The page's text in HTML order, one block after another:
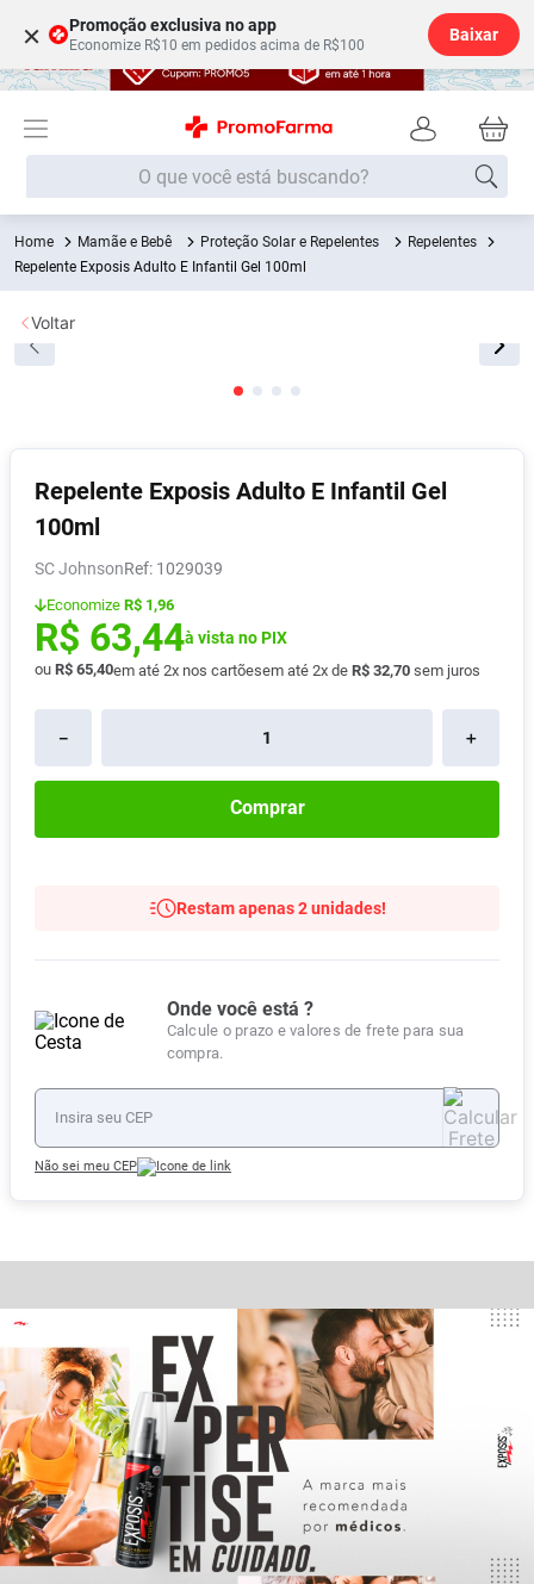
× Promoção exclusiva no app
Economize R$10 em pedidos acima de R$100
Baixar
O que você está buscando?
Mamãe e Bebê Proteção Solar e Repelentes
Repelentes
Repelente Exposis Adulto E Infantil Gel 100ml
Repelente Exposis Adulto E Infantil Gel
100ml
SC Johnson : 1029039
Economize R$ 1,96
R$ 63,44à vista no PIX
ou R$ 65,40em até 2x nos cartõesem até 2x de R$ 32,70 sem juros
＋
－
Comprar
Restam apenas 2 unidades!
Onde você está ?
Calcule o prazo e valores de frete para sua
compra.
Não sei meu CEP
Voltar
Termos mais buscados
1º Fralda
2
5º Fralda G
6º Shampoo
7º
8º Vitamina D
9º Absorvente
10 º Lavitan